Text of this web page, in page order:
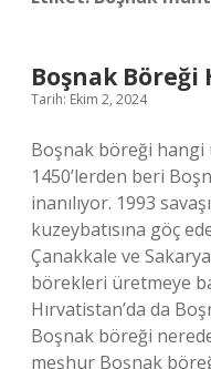
Boşnak
Tarih: Ekim 2, 2024
Boşnak böreği hangi
1450’lerden beri
inanılıyor. 1993
kuzeybatısına göç
Çanakkale ve
börekleri üretmeye
Hırvatistan’da da
Boşnak böreği
meşhur Boşnak